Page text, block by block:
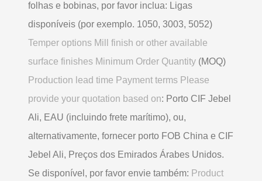
folhas e bobinas, por favor inclua: Ligas
disponíveis (por exemplo. 1050, 3003, 5052)
Temper options Mill finish or other available
surface finishes Minimum Order Quantity (MOQ)
Production lead time Payment terms Please
provide your quotation based on: Porto CIF Jebel
Ali, EAU (incluindo frete marítimo), ou,
alternativamente, fornecer porto FOB China e CIF
Jebel Ali, Preços dos Emirados Árabes Unidos.
Se disponível, por favor envie também: Product